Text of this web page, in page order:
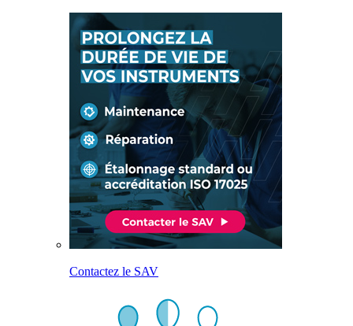
Contactez le SAV